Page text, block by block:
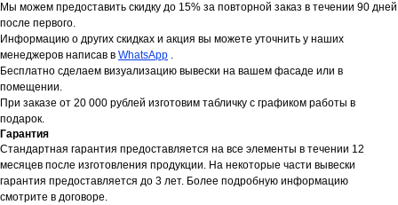
Мы можем предоставить скидку до 15% за повторной заказ в течении 90 дней
после первого.
Информацию о других скидках и акция вы можете уточнить у наших
менеджеров написав в WhatsApp .
Бесплатно сделаем визуализацию вывески на вашем фасаде или в
помещении.
При заказе от 20 000 рублей изготовим табличку с графиком работы в
подарок.
Гарантия
Стандартная гарантия предоставляется на все элементы в течении 12
месяцев после изготовления продукции. На некоторые части вывески
гарантия предоставляется до 3 лет. Более подробную информацию
смотрите в договоре.